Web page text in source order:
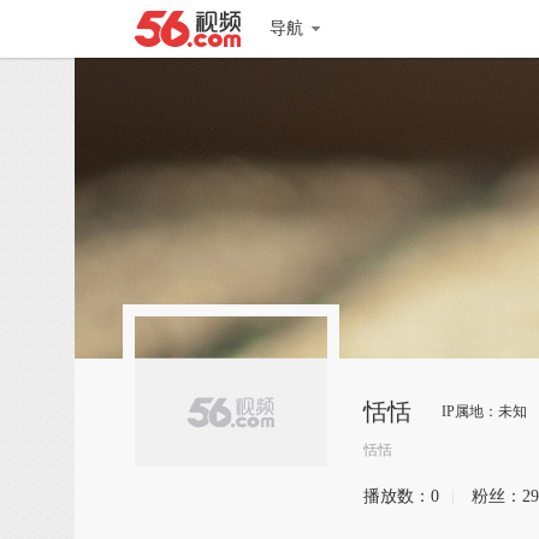
导航
恬恬 IP属地：未知
恬恬
播放数： 0 粉丝： 29